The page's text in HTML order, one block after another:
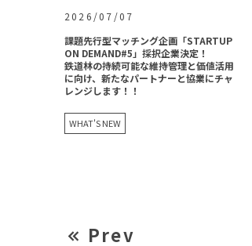
2026/07/07
課題先行型マッチング企画「STARTUP
ON DEMAND#5」採択企業決定！
鉄道林の持続可能な維持管理と価値活用
に向け、新たなパートナーと協業にチャ
レンジします！！
WHAT'S NEW
Prev